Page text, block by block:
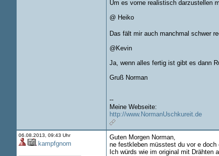
Um es vorne realistisch darzustellen
@ Heiko
Das fält mir auch manchmal schwer
@Kevin
Ja, wenn alles fertig ist gibt es dann
Gruß Norman
--
Meine Webseite:
http://www.NormanUschkureit.de
06.08.2013, 09:43 Uhr
kampfgnom
Guten Morgen Norman,
ne festkleben müsstest du vor e doch
Ich würds wie im original mit Drähten